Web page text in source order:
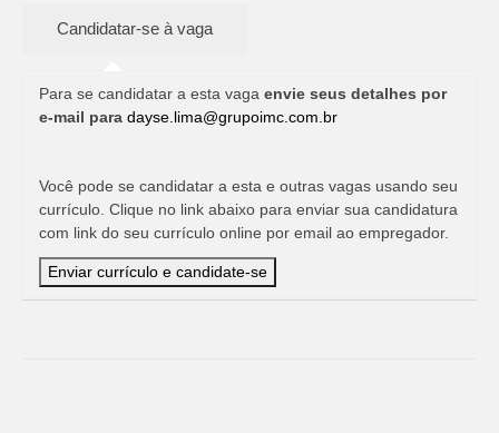
Para se candidatar a esta vaga envie seus detalhes por
e-mail para dayse.lima@grupoimc.com.br
Você pode se candidatar a esta e outras vagas usando seu
currículo. Clique no link abaixo para enviar sua candidatura
com link do seu currículo online por email ao empregador.